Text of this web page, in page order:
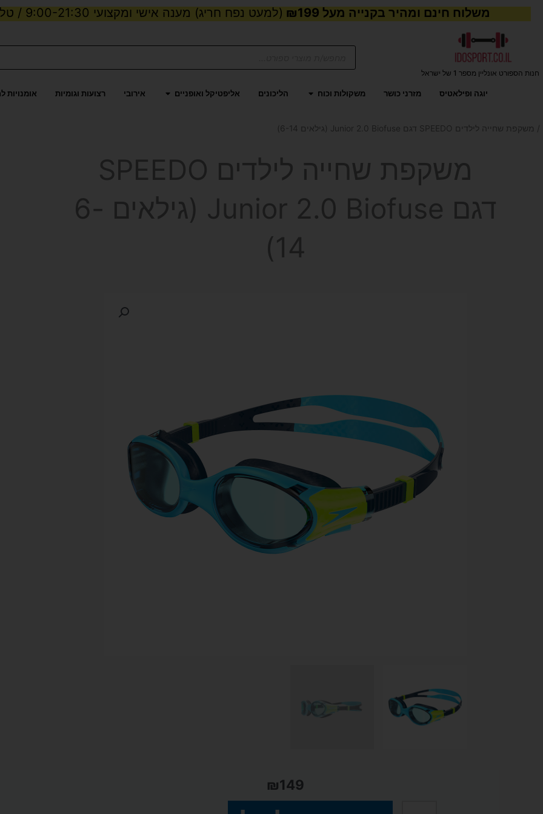
משלוח חינם ומהיר בקנייה מעל ₪199 (למעט נפח חריג) מענה אישי ומקצועי 9:00-21:30 / טלפון:
חנות הספורט אונליין מספר 1 של ישראל
Products
יוגה ופילאטיס מזרני כושר משקולות וכוח פתח משקולות וכוח
הליכונים אליפטיקל ואופניים פתח אליפטיקל ואופניים
אירובי רצועות וגומיות אומנויות
/ משקפת שחייה לילדים SPEEDO דגם Junior 2.0 Biofuse (גילאים 6-14)
משקפת שחייה לילדים SPEEDO
דגם Junior 2.0 Biofuse (גילאים 6-
14)
₪149